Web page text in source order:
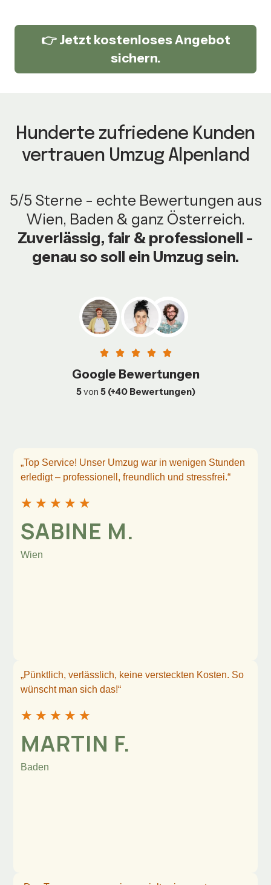
👉 Jetzt kostenloses Angebot
sichern.
Hunderte zufriedene Kunden
vertrauen Umzug Alpenland
5/5 Sterne - echte Bewertungen aus
Wien, Baden & ganz Österreich.
Zuverlässig, fair & professionell -
genau so soll ein Umzug sein.
Google Bewertungen
5von 5 (+40 Bewertungen)
„Top Service! Unser Umzug war in wenigen Stunden
erledigt – professionell, freundlich und stressfrei.“
★ ★ ★ ★ ★
SABINE M.
Wien
„Pünktlich, verlässlich, keine versteckten Kosten. So
wünscht man sich das!“
★ ★ ★ ★ ★
MARTIN F.
Baden